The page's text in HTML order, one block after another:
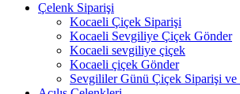
Çelenk Siparişi
Kocaeli Çiçek Siparişi
Kocaeli Sevgiliye Çiçek Gönder
Kocaeli sevgiliye çiçek
Kocaeli çiçek Gönder
Sevgililer Günü Çiçek Siparişi